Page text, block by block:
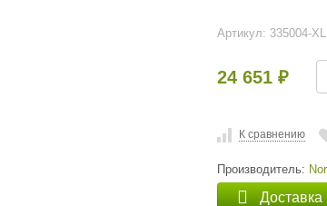
Артикул: 335004-XL
24 651₽
К сравнению
Производитель:
Доставка